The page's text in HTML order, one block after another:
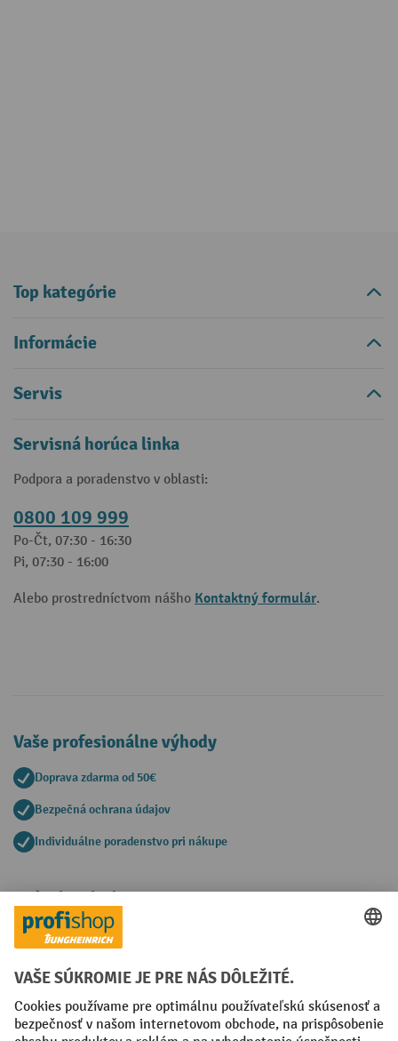
Top kategórie
Informácie
Servis
Servisná horúca linka
Podpora a poradenstvo v oblasti:
0800 109 999
Po-Čt, 07:30 - 16:30
Pi, 07:30 - 16:00
Alebo prostredníctvom nášho Kontaktný formulár.
Vaše profesionálne výhody
Doprava zdarma od 50€
Bezpečná ochrana údajov
Individuálne poradenstvo pri nákupe
Spôsoby platby
Creditcard (Master)Creditcard (Visa)
Faktúra Predplatba